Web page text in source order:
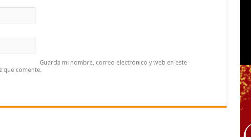
Guarda mi nombre, correo electrónico y web en este
que comente.